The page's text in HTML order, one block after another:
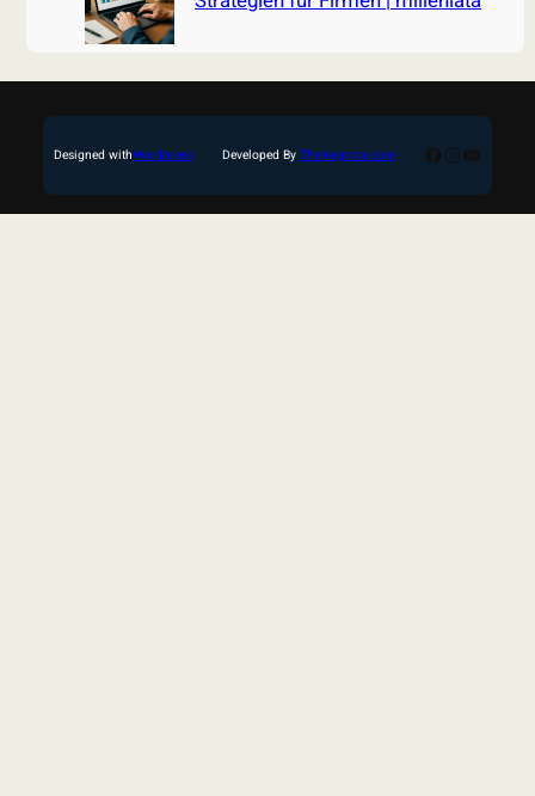
Designed withWordpress Developed By Themegrove.com Facebook
Instagram